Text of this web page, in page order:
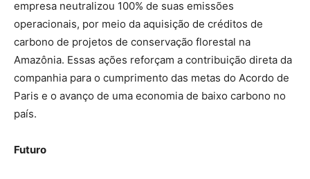
empresa neutralizou 100% de suas emissões
operacionais, por meio da aquisição de créditos de
carbono de projetos de conservação florestal na
Amazônia. Essas ações reforçam a contribuição direta da
companhia para o cumprimento das metas do Acordo de
Paris e o avanço de uma economia de baixo carbono no
país.
Futuro